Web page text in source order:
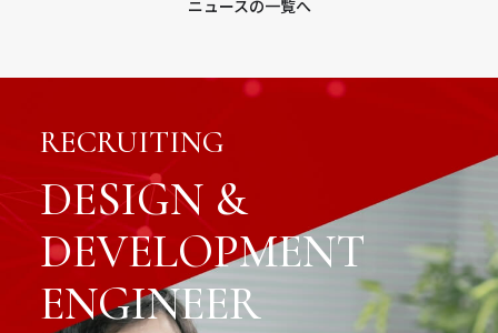
ニュースの一覧へ
RECRUITING
DESIGN &
DEVELOPMENT
ENGINEER